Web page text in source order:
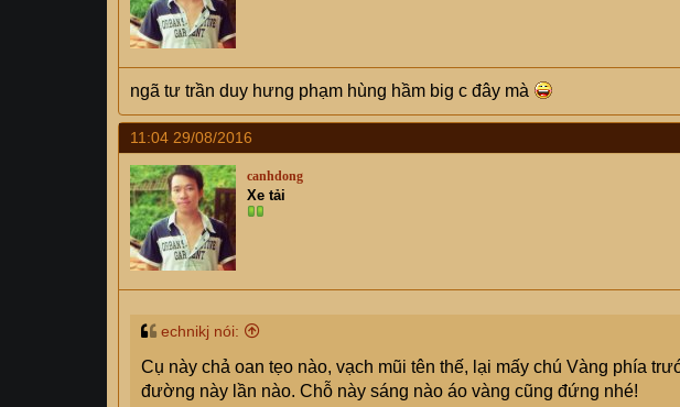
ngã tư trần duy hưng phạm hùng hầm big c đây mà
11:04 29/08/2016
canhdong
Xe tải
echnikj nói:
Cụ này chả oan tẹo nào, vạch mũi tên thế, lại mấy chú Vàng phía
đường này lần nào. Chỗ này sáng nào áo vàng cũng đứng nhé!